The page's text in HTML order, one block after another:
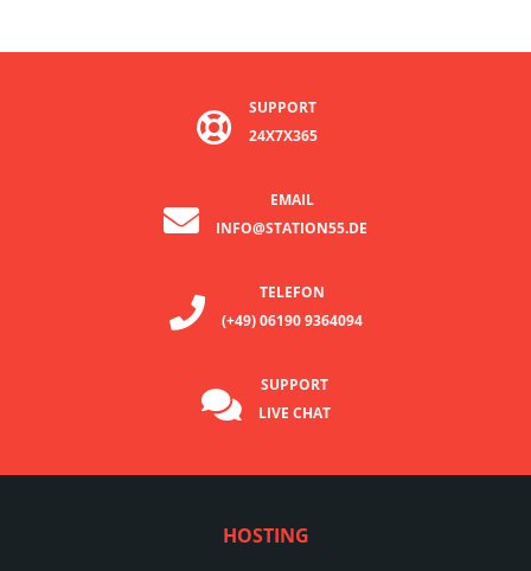
SUPPORT
24X7X365
EMAIL
INFO@STATION55.DE
TELEFON
(+49) 06190 9364094
SUPPORT
LIVE CHAT
HOSTING